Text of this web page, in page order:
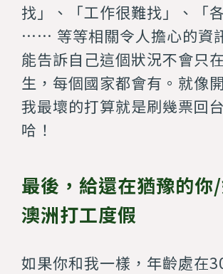
找」、「工作很難找」、「各
…… 等等相關令人擔心的資
能告訴自己這個狀況不會只
生，每個國家都會有。就像
我最壞的打算就是刷幾票回
哈！
最後，給還在猶豫的
澳洲打工度假
如果你和我一樣，年齡處在